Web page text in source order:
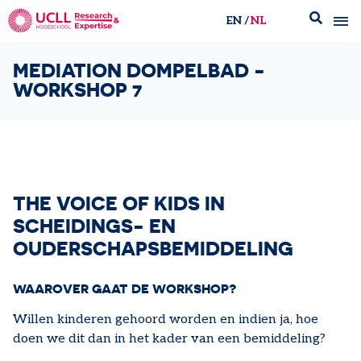
EN NL
MEDIATION DOMPELBAD -
WORKSHOP 7
THE VOICE OF KIDS IN
SCHEIDINGS- EN
OUDERSCHAPSBEMIDDELING
WAAROVER GAAT DE WORKSHOP?
Willen kinderen gehoord worden en indien ja, hoe
doen we dit dan in het kader van een bemiddeling?